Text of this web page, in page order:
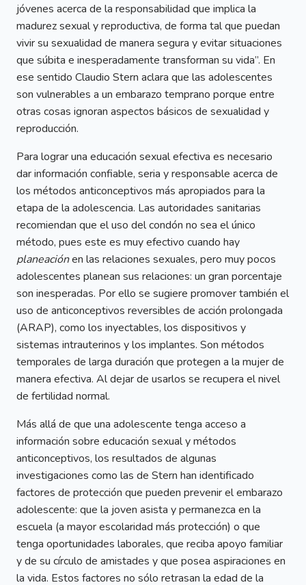
jóvenes acerca de la responsabilidad que implica la
madurez sexual y reproductiva, de forma tal que puedan
vivir su sexualidad de manera segura y evitar situaciones
que súbita e inesperadamente transforman su vida”. En
ese sentido Claudio Stern aclara que las adolescentes
son vulnerables a un embarazo temprano porque entre
otras cosas ignoran aspectos básicos de sexualidad y
reproducción.
Para lograr una educación sexual efectiva es necesario
dar información confiable, seria y responsable acerca de
los métodos anticonceptivos más apropiados para la
etapa de la adolescencia. Las autoridades sanitarias
recomiendan que el uso del condón no sea el único
método, pues este es muy efectivo cuando hay
planeaciónen las relaciones sexuales, pero muy pocos
adolescentes planean sus relaciones: un gran porcentaje
son inesperadas. Por ello se sugiere promover también el
uso de anticonceptivos reversibles de acción prolongada
(ARAP), como los inyectables, los dispositivos y
sistemas intrauterinos y los implantes. Son métodos
temporales de larga duración que protegen a la mujer de
manera efectiva. Al dejar de usarlos se recupera el nivel
de fertilidad normal.
Más allá de que una adolescente tenga acceso a
información sobre educación sexual y métodos
anticonceptivos, los resultados de algunas
investigaciones como las de Stern han identificado
factores de protección que pueden prevenir el embarazo
adolescente: que la joven asista y permanezca en la
escuela (a mayor escolaridad más protección) o que
tenga oportunidades laborales, que reciba apoyo familiar
y de su círculo de amistades y que posea aspiraciones en
la vida. Estos factores no sólo retrasan la edad de la